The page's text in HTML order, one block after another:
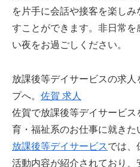
を片手に会話や接客を楽し
すことができます。非日常
い夜をお過ごしください。
放課後等デイサービスの求
プへ。 佐賀 求人
佐賀で放課後等デイサービ
育・福祉系のお仕事に就きた
放課後等デイサービスでは、
活動内容が紹介されており